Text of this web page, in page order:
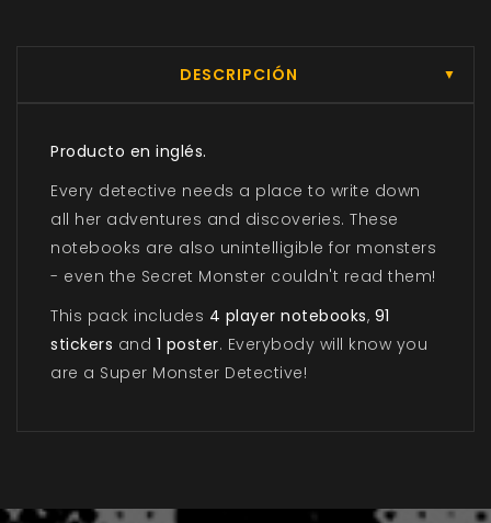
DESCRIPCIÓN ▼
Producto en inglés.
Every detective needs a place to write down
all her adventures and discoveries. These
notebooks are also unintelligible for monsters
- even the Secret Monster couldn't read them!
This pack includes 4 player notebooks, 91
stickers and 1 poster. Everybody will know you
are a Super Monster Detective!